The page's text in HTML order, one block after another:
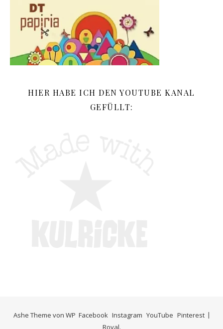
HIER HABE ICH DEN YOUTUBE KANAL
GEFÜLLT:
Facebook Instagram YouTube Pinterest
Ashe Theme von WP
Royal.